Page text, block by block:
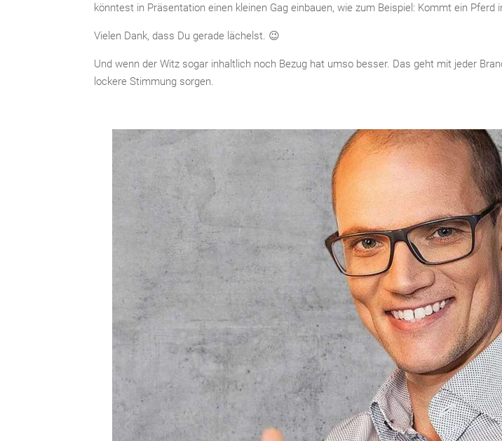
könntest in Präsentation einen kleinen Gag einbauen, wie zum Beispiel: Kommt ein
Vielen Dank, dass Du gerade lächelst. 😉
Und wenn der Witz sogar inhaltlich noch Bezug hat umso besser. Das geht mit jeder
lockere Stimmung sorgen.